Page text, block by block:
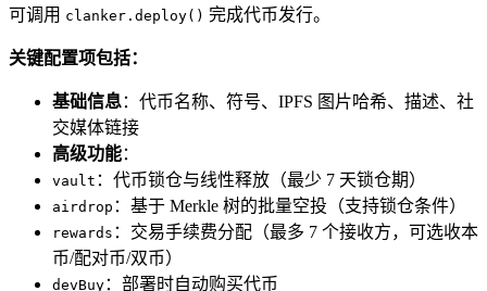
可调用 clanker.deploy() 完成代币发行。
关键配置项包括：
基础信息：代币名称、符号、IPFS 图片哈希、描述、社
交媒体链接
高级功能：
vault ：代币锁仓与线性释放（最少 7 天锁仓期）
airdrop ：基于 Merkle 树的批量空投（支持锁仓条件）
rewards ：交易手续费分配（最多 7 个接收方，可选收本
币/配对币/双币）
devBuy ：部署时自动购买代币